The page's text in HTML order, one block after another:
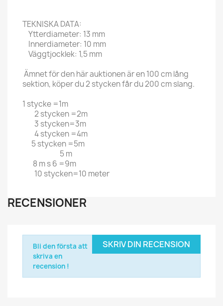
TEKNISKA DATA:
Ytterdiameter: 13 mm
Innerdiameter: 10 mm
Väggtjocklek: 1,5 mm
Ämnet för den här auktionen är en 100 cm lång
sektion, köper du 2 stycken får du 200 cm slang.
1 stycke =1m
2 stycken =2m
3 stycken=3m
4 stycken =4m
5 stycken =5m
5 m
8 m s 6 =9m
10 stycken=10 meter
RECENSIONER
SKRIV DIN RECENSION
Bli den första att
skriva en
recension !